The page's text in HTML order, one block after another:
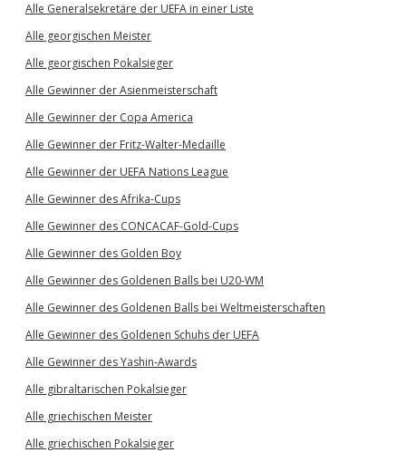
Alle Generalsekretäre der UEFA in einer Liste
Alle georgischen Meister
Alle georgischen Pokalsieger
Alle Gewinner der Asienmeisterschaft
Alle Gewinner der Copa America
Alle Gewinner der Fritz-Walter-Medaille
Alle Gewinner der UEFA Nations League
Alle Gewinner des Afrika-Cups
Alle Gewinner des CONCACAF-Gold-Cups
Alle Gewinner des Golden Boy
Alle Gewinner des Goldenen Balls bei U20-WM
Alle Gewinner des Goldenen Balls bei Weltmeisterschaften
Alle Gewinner des Goldenen Schuhs der UEFA
Alle Gewinner des Yashin-Awards
Alle gibraltarischen Pokalsieger
Alle griechischen Meister
Alle griechischen Pokalsieger